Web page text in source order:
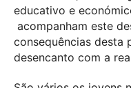
educativo e
acompanham este
consequências desta
desencanto com a